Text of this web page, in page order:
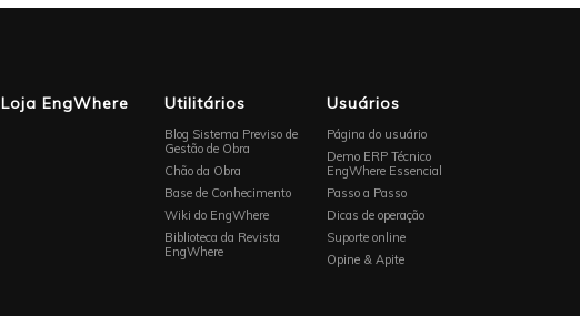
Loja EngWhere Utilitários
Blog Sistema Previso de
Gestão de Obra
Chão da Obra
Base de Conhecimento
Wiki do EngWhere
Biblioteca da Revista
EngWhere
Usuários
Página do usuário
Demo ERP Técnico
EngWhere Essencial
Passo a Passo
Dicas de operação
Suporte online
Opine & Apite